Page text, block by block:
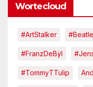
Wortecloud
#ArtStalker
#FranzDeBÿl
#TommyTTulip